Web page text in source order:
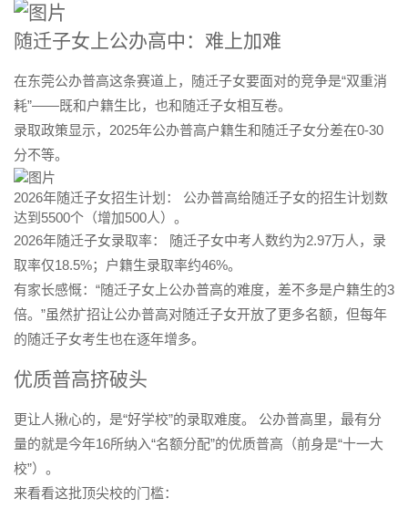
随迁子女上公办高中：难上加难
在东莞公办普高这条赛道上，随迁子女要面对的竞争是“双重消
耗”——既和户籍生比，也和随迁子女相互卷。
录取政策显示， 2025年公办普高户籍生和随迁子女分差在0-30
分不等。
2026年随迁子女招生计划：
公办普高给随迁子女的招生计划数
达到 5500个 （增加500人） 。
2026年随迁子女录取率：
随迁子女中考人数约为2.97万人，录
取率仅18.5%；户籍生录取率约46%。
有家长感慨：“随迁子女上公办普高的难度，差不多是户籍生的3
倍。”虽然扩招让公办普高对随迁子女开放了更多名额，但每年
的随迁子女考生也在逐年增多。
优质普高挤破头
更让人揪心的，是“好学校”的录取难度。 公办普高里，最有分
量的就是今年16所纳入“名额分配”的优质普高（前身是“十一大
校”） 。
来看看这批顶尖校的门槛：